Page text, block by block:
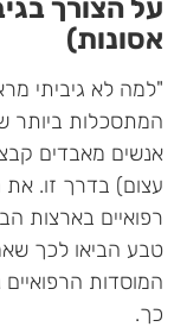
על הצורך
אסונות)
"למה לא גיביתי
המתסכלות ביותר
אנשים מאבדים
עצום) בדרך זו.
רפואיים בארצות
טבע הביאו לכך
המוסדות
כך.